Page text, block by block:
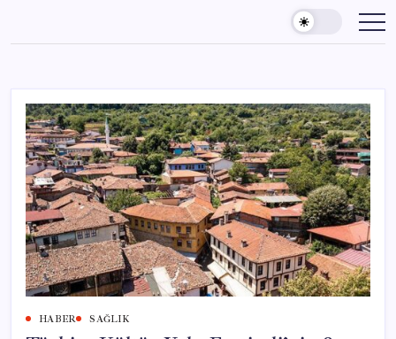
content
HABER SAĞLIK